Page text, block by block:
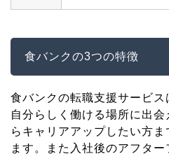
食バンクの3つの特徴
食バンクの転職支援サービ
自分らしく働ける場所に出
らキャリアアップしたい方
ます。また入社後のアフタ